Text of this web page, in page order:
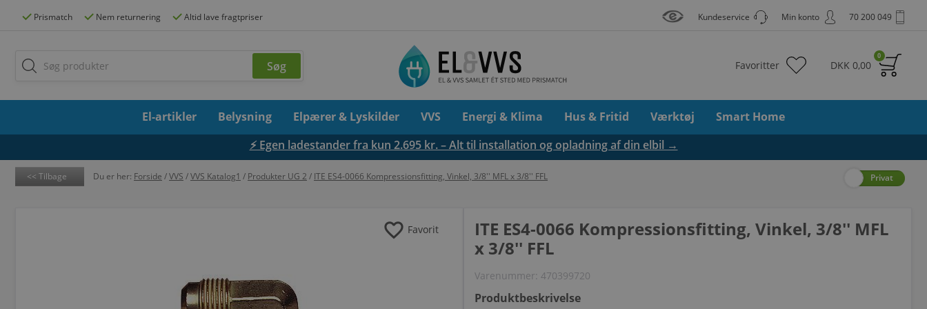
Prismatch Nem returnering Altid lave fragtpriser 70 200 049
Min konto
Kundeservice
0
DKK 0,00
Favoritter
El-artikler Belysning Elpærer & Lyskilder VVS Energi & Klima Hus & Fritid Værktøj
Smart Home
⚡ Egen ladestander fra kun 2.695 kr. – Alt til installation og opladning af din elbil →
Tilbage Du er her: Forside /VVS /VVS Katalog1 / Produkter UG 2 / ITE ES4-0066 Kompressionsfitting, Vinkel, 3/8'' MFL x 3/8'' FFL Privat
favorite Favorit
ITE ES4-0066 Kompressionsfitting, Vinkel, 3/8'' MFL
x 3/8'' FFL
Varenummer: 470399720
Produktbeskrivelse